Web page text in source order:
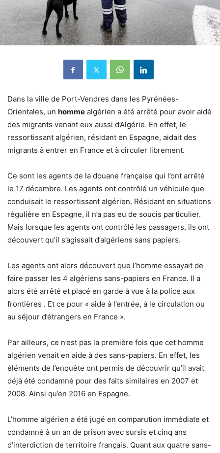
Dans la ville de Port-Vendres dans les Pyrénées-
Orientales, un homme algérien a été arrêté pour avoir aidé
des migrants venant eux aussi d’Algérie. En effet, le
ressortissant algérien, résidant en Espagne, aidait des
migrants à entrer en France et à circuler librement.
Ce sont les agents de la douane française qui l’ont arrêté
le 17 décembre. Les agents ont contrôlé un véhicule que
conduisait le ressortissant algérien. Résidant en situations
régulière en Espagne, il n’a pas eu de soucis particulier.
Mais lorsque les agents ont contrôlé les passagers, ils ont
découvert qu’il s’agissait d’algériens sans papiers.
Les agents ont alors découvert que l’homme essayait de
faire passer les 4 algériens sans-papiers en France. Il a
alors été arrêté et placé en garde à vue à la police aux
frontières . Et ce pour « aide à l’entrée, à le circulation ou
au séjour d’étrangers en France ».
Par ailleurs, ce n’est pas la première fois que cet homme
algérien venait en aide à des sans-papiers. En effet, les
éléments de l’enquête ont permis de découvrir qu’il avait
déjà été condamné pour des faits similaires en 2007 et
2008. Ainsi qu’en 2016 en Espagne.
L’homme algérien a été jugé en comparution immédiate et
condamné à un an de prison avec sursis et cinq ans
d’interdiction de territoire français. Quant aux quatre sans-